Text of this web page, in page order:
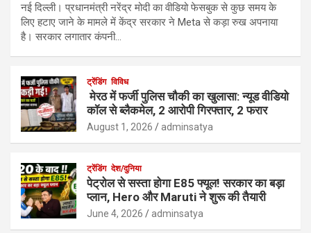
नई दिल्ली। प्रधानमंत्री नरेंद्र मोदी का वीडियो फेसबुक से कुछ समय के
लिए हटाए जाने के मामले में केंद्र सरकार ने Meta से कड़ा रुख अपनाया
है। सरकार लगातार कंपनी…
ट्रेंडिंग विविध
मेरठ में फर्जी पुलिस चौकी का खुलासा: न्यूड वीडियो
कॉल से ब्लैकमेल, 2 आरोपी गिरफ्तार, 2 फरार
August 1, 2026 adminsatya
ट्रेंडिंग देश/दुनिया
पेट्रोल से सस्ता होगा E85 फ्यूल! सरकार का बड़ा
प्लान, Hero और Maruti ने शुरू की तैयारी
June 4, 2026 adminsatya